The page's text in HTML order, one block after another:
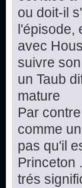
ou doit-il
l'épisode,
avec
suivre
un Taub
mature
Par
comme
pas qu'il
Princeton
trés